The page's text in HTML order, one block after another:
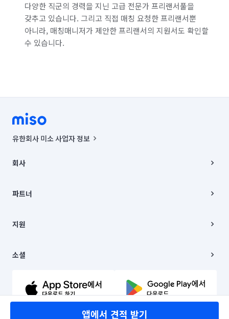
다양한 직군의 경력을 지닌 고급 전문가 프리랜서풀을
갖추고 있습니다. 그리고 직접 매칭 요청한 프리랜서뿐
아니라, 매칭매니저가 제안한 프리랜서의 지원서도 확인할
수 있습니다.
앱에서 견적 받기
유한회사 미소 사업자 정보
00019 |
주소 | 본사: 서울특별시 종로구 율곡로 6(중학동, 트윈트리빌딩) B동 5층
컨택센터 : 서울특별시 종로구 수송동 율곡로 24, 7층, 8층 미소
상품, 상품정보, 거래에 관한 의무와 책임은 거래당사자에게 있습니다.
언론 보도 관련 문의:
© 유한회사 미소. Miso, Inc. All Rights Reserved.
회사
채용
파트너
이사
지원
이용약관
문의하기
소셜
유튜브